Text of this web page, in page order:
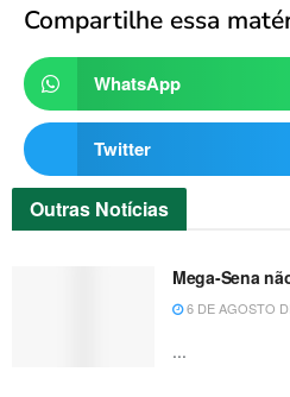
Compartilhe essa
WhatsApp
Twitter
Outras Notícias
Mega-Sena
6 DE AGOSTO
...